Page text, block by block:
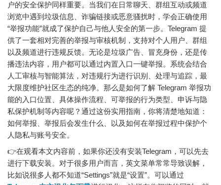
户的安全保护同样重要。当我们在日常聊天、群组互动或频道
浏览中遇到垃圾信息、诈骗链接或恶意骚扰时，学会正确使用
“举报功能”就成了保护自己与他人安全的第一步。Telegram 提
供了一套相对完善的举报与审核机制，支持对个人用户、群组
以及频道进行违规反馈。无论是垃圾广告、冒充身份，还是传
播违法内容，用户都可以通过内置入口一键举报。系统会结合
人工审核与智能算法，对违规行为进行识别、处理与追踪，最
大限度维护社区生态的纯净。那么是如何了解 Telegram 举报功
能的入口位置、具体操作流程、可举报的行为类型、申诉与隐
私保护机制等内容呢？ 通过这份实用指南，你将清楚地知道：
如何举报、举报后会发生什么、以及如何在举报过程中保护个
人隐私与账号安全。
👉在观看本文内容前，如果你还没有安装Telegram，可以先去
进行下载安装。对于很多用户而言，英文菜单常常导致误解，
比如说很多人都不知道“Settings”就是“设置”。可以通过